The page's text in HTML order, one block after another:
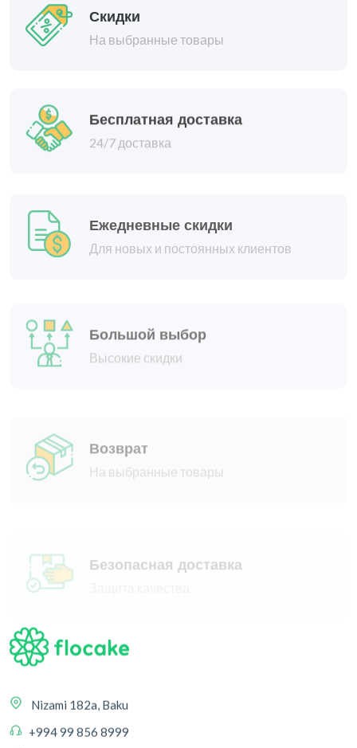
Скидки
На выбранные товары
Бесплатная доставка
Для новых и постоянных клиентов
Высокие скидки
На выбранные товары